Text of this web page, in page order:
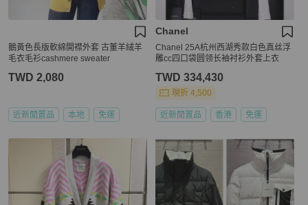
鵝黃色長版軟綿開襟外套 古董羊絨羊
毛衣毛衫cashmere sweater
TWD 2,080
近新閒置品 本地 免運
Chanel
Chanel 25A杭州西湖秀款白色真丝浮
雕cc四口袋圆领长袖衬衫外套上衣
TWD 334,430
現折 4,500
近新閒置品 香港 免運